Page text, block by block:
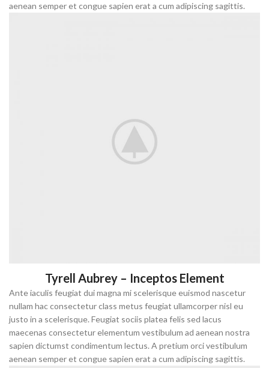
aenean semper et congue sapien erat a cum adipiscing sagittis.
Tyrell Aubrey – Inceptos Element
Ante iaculis feugiat dui magna mi scelerisque euismod nascetur
nullam hac consectetur class metus feugiat ullamcorper nisl eu
justo in a scelerisque. Feugiat sociis platea felis sed lacus
maecenas consectetur elementum vestibulum ad aenean nostra
sapien dictumst condimentum lectus. A pretium orci vestibulum
aenean semper et congue sapien erat a cum adipiscing sagittis.